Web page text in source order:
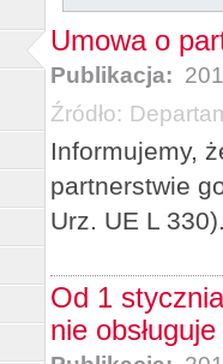
Umowa o
Publikacja:
Źródło:
Informujemy,
partnerstwie
Urz. UE L
Od 1
nie